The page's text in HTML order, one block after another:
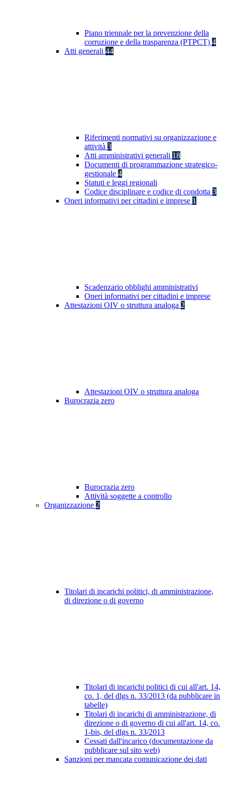
Piano triennale per la prevenzione della
corruzione e della trasparenza (PTPCT) 4
Atti generali 44
Riferimenti normativi su organizzazione e
attività 3
Atti amministrativi generali 18
Documenti di programmazione strategico-
gestionale 4
Statuti e leggi regionali
Codice disciplinare e codice di condotta 3
Oneri informativi per cittadini e imprese 1
Scadenzario obblighi amministrativi
Oneri informativi per cittadini e imprese
Attestazioni OIV o struttura analoga 2
Attestazioni OIV o struttura analoga
Burocrazia zero
Burocrazia zero
Attività soggette a controllo
Organizzazione 2
Titolari di incarichi politici, di amministrazione,
di direzione o di governo
Titolari di incarichi politici di cui all'art. 14,
co. 1, del dlgs n. 33/2013 (da pubblicare in
tabelle)
Titolari di incarichi di amministrazione, di
direzione o di governo di cui all'art. 14, co.
1-bis, del dlgs n. 33/2013
Cessati dall'incarico (documentazione da
pubblicare sul sito web)
Sanzioni per mancata comunicazione dei dati